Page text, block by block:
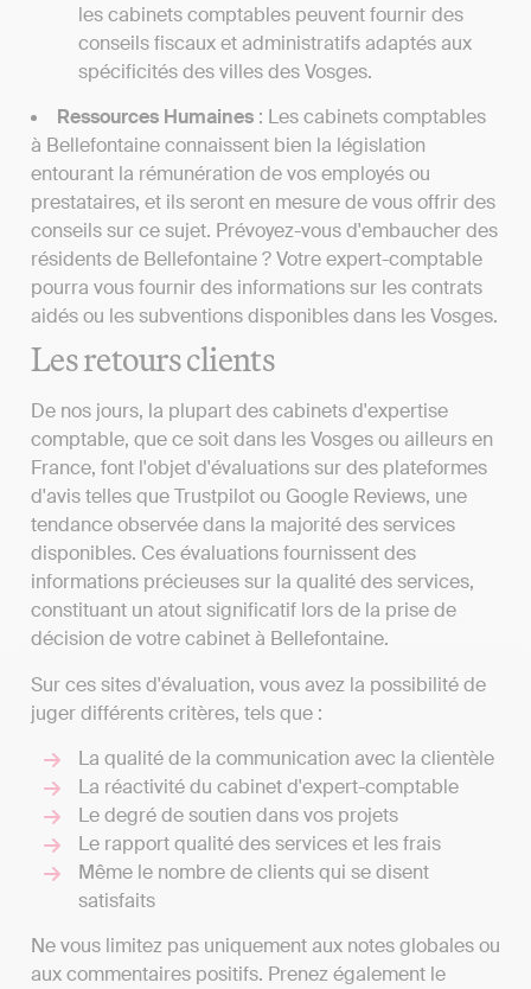
les cabinets comptables peuvent fournir des
conseils fiscaux et administratifs adaptés aux
spécificités des villes des Vosges.
Ressources Humaines : Les cabinets comptables
à Bellefontaine connaissent bien la législation
entourant la rémunération de vos employés ou
prestataires, et ils seront en mesure de vous offrir des
conseils sur ce sujet. Prévoyez-vous d'embaucher des
résidents de Bellefontaine ? Votre expert-comptable
pourra vous fournir des informations sur les contrats
aidés ou les subventions disponibles dans les Vosges.
Les retours clients
De nos jours, la plupart des cabinets d'expertise
comptable, que ce soit dans les Vosges ou ailleurs en
France, font l'objet d'évaluations sur des plateformes
d'avis telles que Trustpilot ou Google Reviews, une
tendance observée dans la majorité des services
disponibles. Ces évaluations fournissent des
informations précieuses sur la qualité des services,
constituant un atout significatif lors de la prise de
décision de votre cabinet à Bellefontaine.
Sur ces sites d'évaluation, vous avez la possibilité de
juger différents critères, tels que :
La qualité de la communication avec la clientèle
La réactivité du cabinet d'expert-comptable
Le degré de soutien dans vos projets
Le rapport qualité des services et les frais
Même le nombre de clients qui se disent
satisfaits
Ne vous limitez pas uniquement aux notes globales ou
aux commentaires positifs. Prenez également le